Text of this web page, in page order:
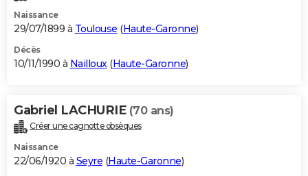
Naissance
29/07/1899 à Toulouse (Haute-Garonne)
Décès
10/11/1990 à Nailloux(Haute-Garonne)
Gabriel LACHURIE (70 ans)
Créer une cagnotte obsèques
Naissance
22/06/1920 à Seyre (Haute-Garonne)